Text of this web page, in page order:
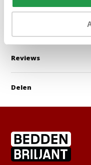
Bekijken
Reviews
Delen